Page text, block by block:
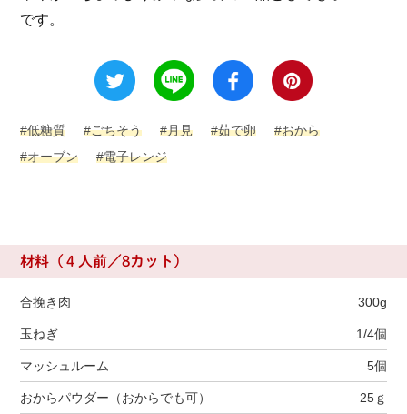
です。
#低糖質 #ごちそう #月見 #茹で卵
#おから
#オーブン
#電子レンジ
材料（４人前／8カット）
合挽き肉 300g
玉ねぎ 1/4個
マッシュルーム 5個
おからパウダー（おからでも可） 25ｇ